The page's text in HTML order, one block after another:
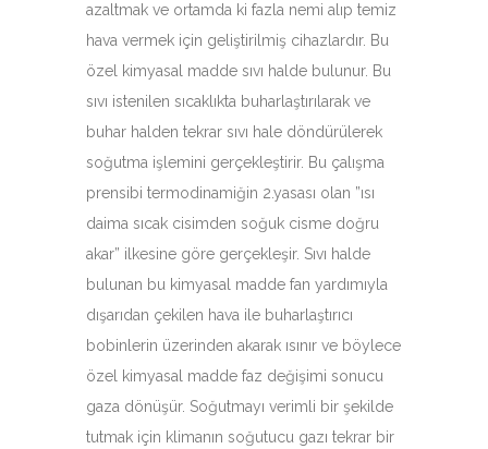
azaltmak ve ortamda ki fazla nemi alıp temiz
hava vermek için geliştirilmiş cihazlardır. Bu
özel kimyasal madde sıvı halde bulunur. Bu
sıvı istenilen sıcaklıkta buharlaştırılarak ve
buhar halden tekrar sıvı hale döndürülerek
soğutma işlemini gerçekleştirir. Bu çalışma
prensibi termodinamiğin 2.yasası olan ”ısı
daima sıcak cisimden soğuk cisme doğru
akar” ilkesine göre gerçekleşir. Sıvı halde
bulunan bu kimyasal madde fan yardımıyla
dışarıdan çekilen hava ile buharlaştırıcı
bobinlerin üzerinden akarak ısınır ve böylece
özel kimyasal madde faz değişimi sonucu
gaza dönüşür. Soğutmayı verimli bir şekilde
tutmak için klimanın soğutucu gazı tekrar bir